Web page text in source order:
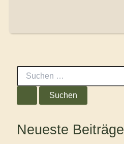
S
Neueste Beiträge